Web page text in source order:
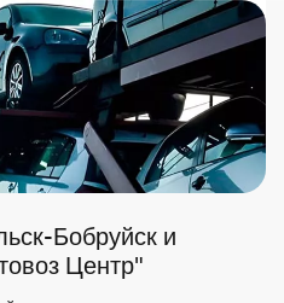
Бобруйск и
Центр"